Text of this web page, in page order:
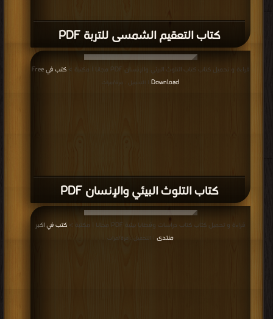
كتاب التعقيم الشمسى للتربة PDF
كتاب التلوث البيئي والإنسان PDF
قراءة و تحميل كتاب كتاب التلوث البيئي والإنسان PDF مجانا | مكتبة >
كتب في Free
Download | التحميل : مرة/مرات
قراءة و تحميل كتاب كتاب دراسات وقضايا بيئية PDF مجانا | مكتبة >
كتب في اكبر
منتدى
| التحميل : مرة/مرات